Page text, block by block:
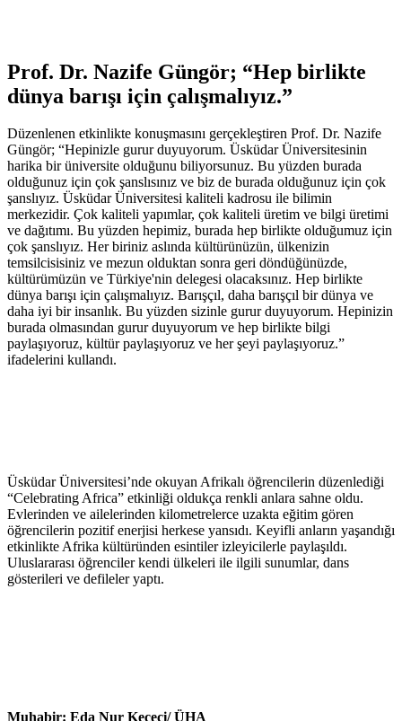
Prof. Dr. Nazife Güngör; “Hep birlikte
dünya barışı için çalışmalıyız.”
Düzenlenen etkinlikte konuşmasını gerçekleştiren Prof. Dr. Nazife
Güngör; “Hepinizle gurur duyuyorum. Üsküdar Üniversitesinin
harika bir üniversite olduğunu biliyorsunuz. Bu yüzden burada
olduğunuz için çok şanslısınız ve biz de burada olduğunuz için çok
şanslıyız. Üsküdar Üniversitesi kaliteli kadrosu ile bilimin
merkezidir. Çok kaliteli yapımlar, çok kaliteli üretim ve bilgi üretimi
ve dağıtımı. Bu yüzden hepimiz, burada hep birlikte olduğumuz için
çok şanslıyız. Her biriniz aslında kültürünüzün, ülkenizin
temsilcisisiniz ve mezun olduktan sonra geri döndüğünüzde,
kültürümüzün ve Türkiye'nin delegesi olacaksınız. Hep birlikte
dünya barışı için çalışmalıyız. Barışçıl, daha barışçıl bir dünya ve
daha iyi bir insanlık. Bu yüzden sizinle gurur duyuyorum. Hepinizin
burada olmasından gurur duyuyorum ve hep birlikte bilgi
paylaşıyoruz, kültür paylaşıyoruz ve her şeyi paylaşıyoruz.”
ifadelerini kullandı.
Üsküdar Üniversitesi’nde okuyan Afrikalı öğrencilerin düzenlediği
“Celebrating Africa” etkinliği oldukça renkli anlara sahne oldu.
Evlerinden ve ailelerinden kilometrelerce uzakta eğitim gören
öğrencilerin pozitif enerjisi herkese yansıdı. Keyifli anların yaşandığı
etkinlikte Afrika kültüründen esintiler izleyicilerle paylaşıldı.
Uluslararası öğrenciler kendi ülkeleri ile ilgili sunumlar, dans
gösterileri ve defileler yaptı.
Muhabir: Eda Nur Keçeci/ ÜHA